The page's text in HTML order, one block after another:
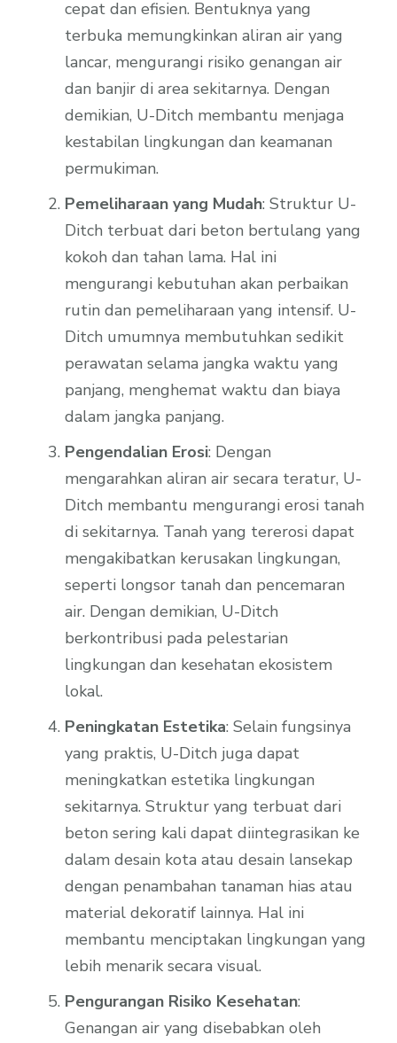
cepat dan efisien. Bentuknya yang
terbuka memungkinkan aliran air yang
lancar, mengurangi risiko genangan air
dan banjir di area sekitarnya. Dengan
demikian, U-Ditch membantu menjaga
kestabilan lingkungan dan keamanan
permukiman.
Pemeliharaan yang Mudah: Struktur U-
Ditch terbuat dari beton bertulang yang
kokoh dan tahan lama. Hal ini
mengurangi kebutuhan akan perbaikan
rutin dan pemeliharaan yang intensif. U-
Ditch umumnya membutuhkan sedikit
perawatan selama jangka waktu yang
panjang, menghemat waktu dan biaya
dalam jangka panjang.
Pengendalian Erosi: Dengan
mengarahkan aliran air secara teratur, U-
Ditch membantu mengurangi erosi tanah
di sekitarnya. Tanah yang tererosi dapat
mengakibatkan kerusakan lingkungan,
seperti longsor tanah dan pencemaran
air. Dengan demikian, U-Ditch
berkontribusi pada pelestarian
lingkungan dan kesehatan ekosistem
lokal.
Peningkatan Estetika: Selain fungsinya
yang praktis, U-Ditch juga dapat
meningkatkan estetika lingkungan
sekitarnya. Struktur yang terbuat dari
beton sering kali dapat diintegrasikan ke
dalam desain kota atau desain lansekap
dengan penambahan tanaman hias atau
material dekoratif lainnya. Hal ini
membantu menciptakan lingkungan yang
lebih menarik secara visual.
Pengurangan Risiko Kesehatan:
Genangan air yang disebabkan oleh